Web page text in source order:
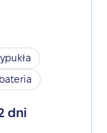
dni